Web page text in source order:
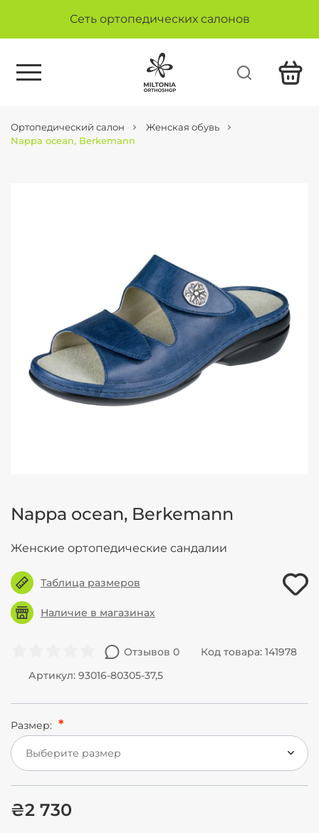
Сеть ортопедических салонов
Ортопедический салон
Женская обувь
Nappa ocean, Berkemann
Nappa ocean, Berkemann
Женские ортопедические сандалии
Таблица размеров
Наличие в магазинах
Отзывов 0
Код товара: 141978
Артикул: 93016-80305-37,5
Размер:
Выберите размер
₴2 730